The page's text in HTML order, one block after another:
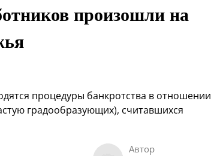
произошли на
процедуры банкротства в отношении
градообразующих), считавшихся
Автор